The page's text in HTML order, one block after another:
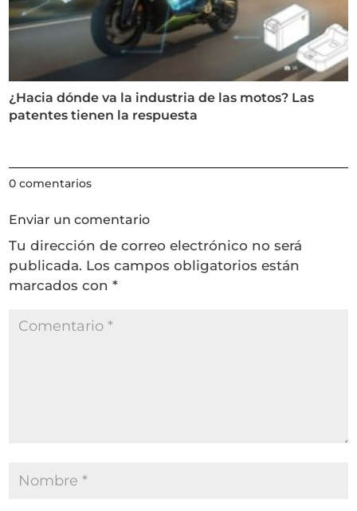
¿Hacia dónde va la industria de las motos? Las
patentes tienen la respuesta
0 comentarios
Enviar un comentario
Tu dirección de correo electrónico no será
publicada. Los campos obligatorios están
marcados con*